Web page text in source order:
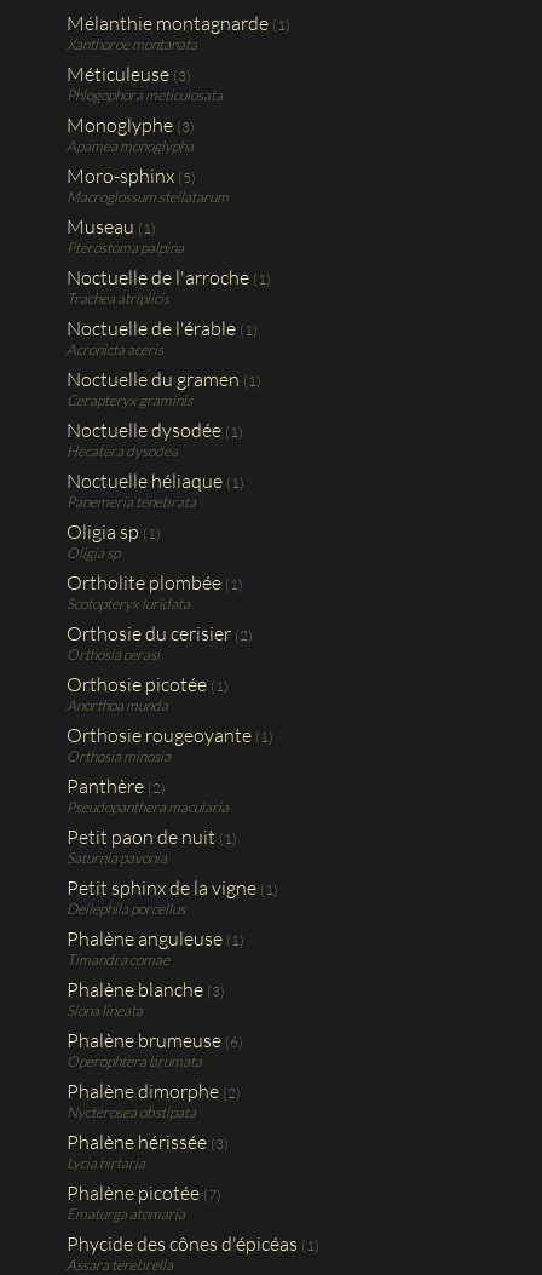
Mélanthie montagnarde (1)
Xanthoroe montanata
Méticuleuse (3)
Phlogophora meticulosata
Monoglyphe (3)
Apamea monoglypha
Moro-sphinx (5)
Macroglossum stellatarum
Museau (1)
Pterostoma palpina
Noctuelle de l'arroche (1)
Trachea atriplicis
Noctuelle de l'érable (1)
Acronicta aceris
Noctuelle du gramen (1)
Cerapteryx graminis
Noctuelle dysodée (1)
Hecatera dysodea
Noctuelle héliaque (1)
Panemeria tenebrata
Oligia sp (1)
Oligia sp
Ortholite plombée (1)
Scotopteryx luridata
Orthosie du cerisier (2)
Orthosia cerasi
Orthosie picotée (1)
Anorthoa munda
Orthosie rougeoyante (1)
Orthosia minosia
Panthère (2)
Pseudopanthera macularia
Petit paon de nuit (1)
Saturnia pavonia
Petit sphinx de la vigne (1)
Deilephila porcellus
Phalène anguleuse (1)
Timandra comae
Phalène blanche (3)
Siona lineata
Phalène brumeuse (6)
Operophtera brumata
Phalène dimorphe (2)
Nycterosea obstipata
Phalène hérissée (3)
Lycia hirtaria
Phalène picotée (7)
Ematurga atomaria
Phycide des cônes d'épicéas (1)
Assara terebrella